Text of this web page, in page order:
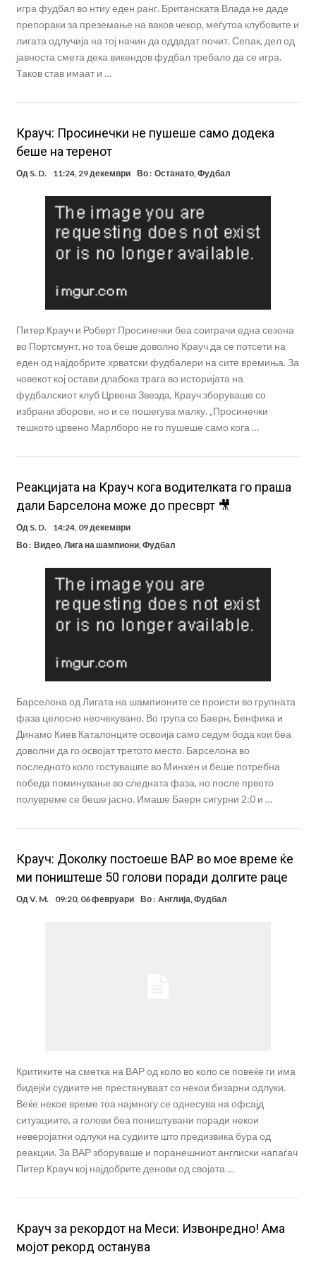
игра фудбал во нтиу еден ранг. Британската Влада не даде
препораки за преземање на ваков чекор, меѓутоа клубовите и
лигата одлучија на тој начин да оддадат почит. Сепак, дел од
јавноста смета дека викендов фудбал требало да се игра.
Таков став имаат и …
Крауч: Просинечки не пушеше само додека
беше на теренот
Од S. D. 11:24, 29 декември Во : Останато,Фудбал
Питер Крауч и Роберт Просинечки беа соиграчи една сезона
во Портсмунт, но тоа беше доволно Крауч да се потсети на
еден од најдобрите хрватски фудбалери на сите времиња. За
човекот кој остави длабока трага во историјата на
фудбалскиот клуб Црвена Звезда, Крауч зборуваше со
избрани зборови, но и се пошегува малку. „Просинечки
тешкото црвено Марлборо не го пушеше само кога …
Реакцијата на Крауч кога водителката го праша
дали Барселона може до пресврт 🎥
Од S. D.
14:24, 09 декември
Во : Видео,Лига на шампиони,Фудбал
Барселона од Лигата на шампионите се происти во групната
фаза целосно неочекувано. Во група со Баерн, Бенфика и
Динамо Киев Каталонците освоија само седум бода кои беа
доволни да го освојат третото место. Барселона во
последното коло гостувашпе во Минхен и беше потребна
победа поминување во следната фаза, но после првото
полувреме се беше јасно. Имаше Баерн сигурни 2:0 и …
Крауч: Доколку постоеше ВАР во мое време ќе
ми поништеше 50 голови поради долгите раце
ОдV. M. 09:20, 06 февруари Во : Англија,Фудбал
Критиките на сметка на ВАР од коло во коло се повеќе ги има
бидејќи судиите не престануваат со некои бизарни одлуки.
Веќе некое време тоа најмногу се однесува на офсајд
ситуациите, а голови беа поништувани поради некои
неверојатни одлуки на судиите што предизвика бура од
реакции. За ВАР зборуваше и поранешниот англиски напаѓач
Питер Крауч кој најдобрите денови од својата …
Крауч за рекордот на Меси: Извонредно! Ама
мојот рекорд останува